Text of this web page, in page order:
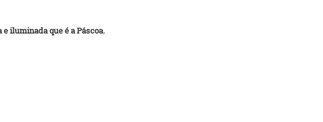
iluminada que é a Páscoa.